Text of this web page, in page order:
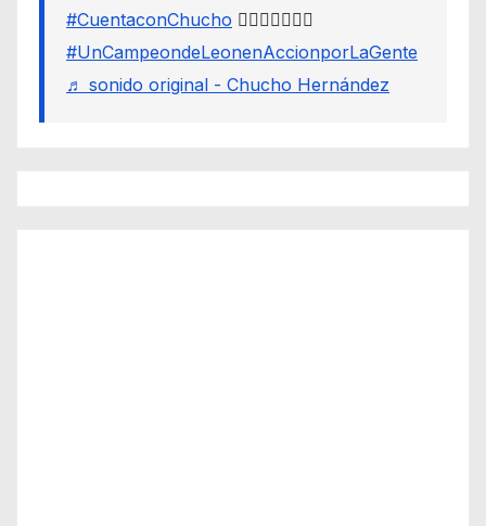
#CuentaconChucho 🙋🏾‍♂️✌🏾☝🏾
#UnCampeondeLeonenAccionporLaGente
♬ sonido original - Chucho Hernández